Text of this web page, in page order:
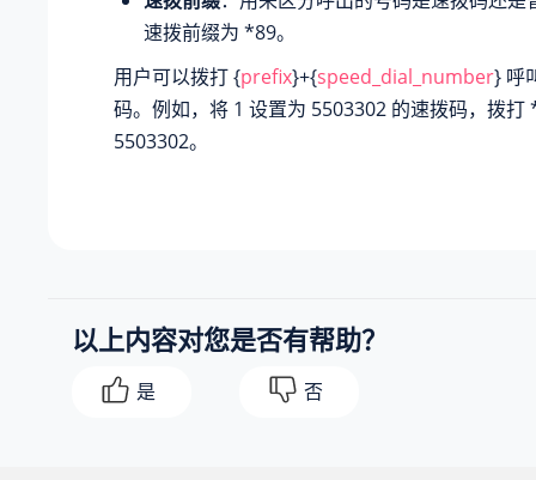
速拨前缀为 *89。
用户可以拨打 {prefix}+{speed_dial_number} 呼
码。例如，将 1 设置为 5503302 的速拨码，拨打
5503302。
以上内容对您是否有帮助？
是 否